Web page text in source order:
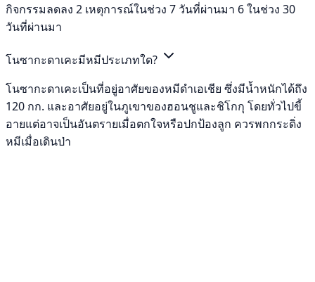
กิจกรรมลดลง 2 เหตุการณ์ในช่วง 7 วันที่ผ่านมา 6 ในช่วง 30
วันที่ผ่านมา
โนซากะดาเคะมีหมีประเภทใด?
โนซากะดาเคะเป็นที่อยู่อาศัยของหมีดำเอเชีย ซึ่งมีน้ำหนักได้ถึง
120 กก. และอาศัยอยู่ในภูเขาของฮอนชูและชิโกกุ โดยทั่วไปขี้
อายแต่อาจเป็นอันตรายเมื่อตกใจหรือปกป้องลูก ควรพกกระดิ่ง
หมีเมื่อเดินป่า